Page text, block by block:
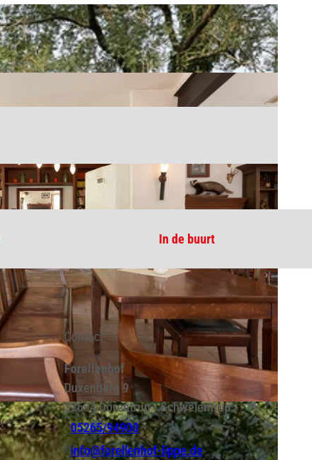
In de buurt
Contact
Forellenhof
Duxenberg 9
32694Dörentrup- Schwelentrup
05265/94900
info@forellenhof-lippe.de